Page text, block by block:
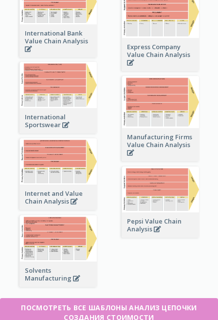
International Bank
Value Chain Analysis
Express Company
Value Chain Analysis
International
Sportswear
Manufacturing Firms
Value Chain Analysis
Internet and Value
Chain Analysis
Pepsi Value Chain
Analysis
Solvents
Manufacturing
ПОСМОТРЕТЬ ВСЕ ШАБЛОНЫ АНАЛИЗ ЦЕПОЧКИ
СОЗДАНИЯ СТОИМОСТИ